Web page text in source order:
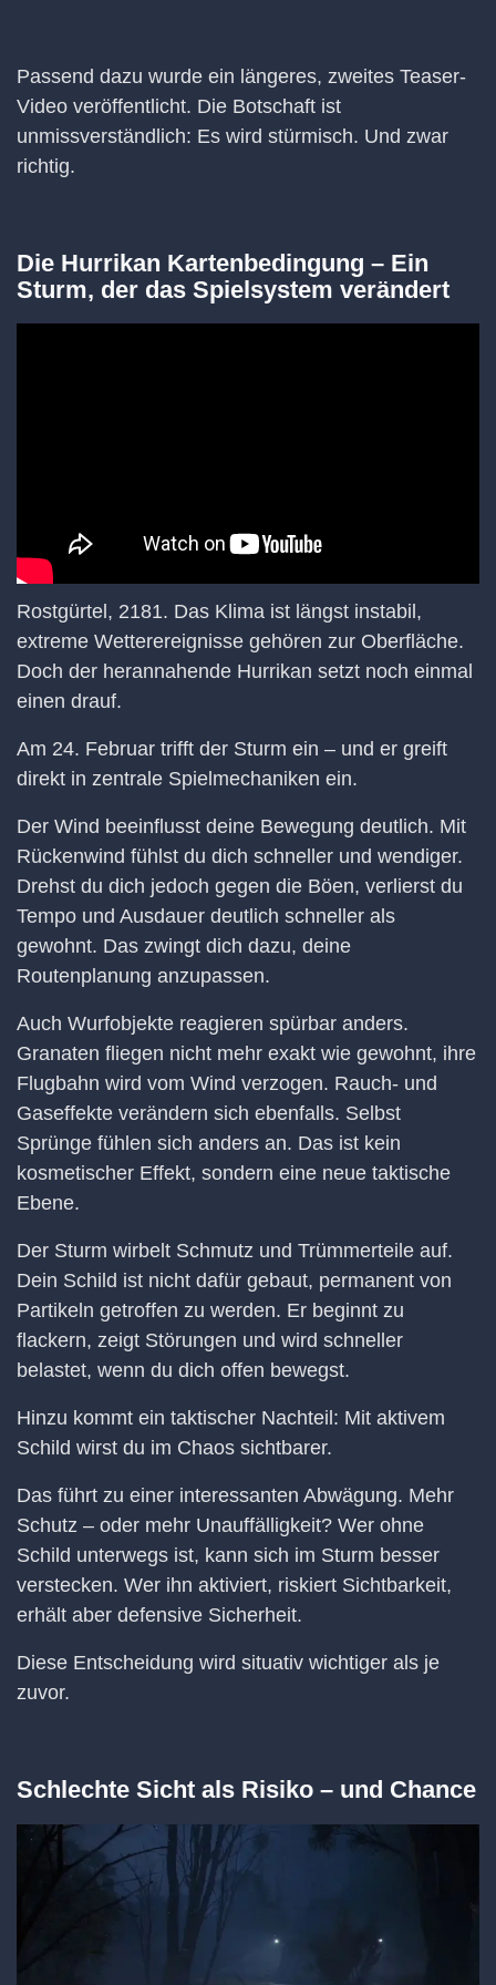
Passend dazu wurde ein längeres, zweites Teaser-
Video veröffentlicht. Die Botschaft ist
unmissverständlich: Es wird stürmisch. Und zwar
richtig.
Die Hurrikan Kartenbedingung – Ein
Sturm, der das Spielsystem verändert
Rostgürtel, 2181. Das Klima ist längst instabil,
extreme Wetterereignisse gehören zur Oberfläche.
Doch der herannahende Hurrikan setzt noch einmal
einen drauf.
Am 24. Februar trifft der Sturm ein – und er greift
direkt in zentrale Spielmechaniken ein.
Der Wind beeinflusst deine Bewegung deutlich. Mit
Rückenwind fühlst du dich schneller und wendiger.
Drehst du dich jedoch gegen die Böen, verlierst du
Tempo und Ausdauer deutlich schneller als
gewohnt. Das zwingt dich dazu, deine
Routenplanung anzupassen.
Auch Wurfobjekte reagieren spürbar anders.
Granaten fliegen nicht mehr exakt wie gewohnt, ihre
Flugbahn wird vom Wind verzogen. Rauch- und
Gaseffekte verändern sich ebenfalls. Selbst
Sprünge fühlen sich anders an. Das ist kein
kosmetischer Effekt, sondern eine neue taktische
Ebene.
Der Sturm wirbelt Schmutz und Trümmerteile auf.
Dein Schild ist nicht dafür gebaut, permanent von
Partikeln getroffen zu werden. Er beginnt zu
flackern, zeigt Störungen und wird schneller
belastet, wenn du dich offen bewegst.
Hinzu kommt ein taktischer Nachteil: Mit aktivem
Schild wirst du im Chaos sichtbarer.
Das führt zu einer interessanten Abwägung. Mehr
Schutz – oder mehr Unauffälligkeit? Wer ohne
Schild unterwegs ist, kann sich im Sturm besser
verstecken. Wer ihn aktiviert, riskiert Sichtbarkeit,
erhält aber defensive Sicherheit.
Diese Entscheidung wird situativ wichtiger als je
zuvor.
Schlechte Sicht als Risiko – und Chance